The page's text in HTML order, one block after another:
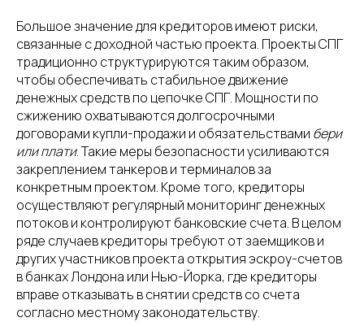
Большое значение для кредиторов имеют риски,
связанные с доходной частью проекта. Проекты СПГ
традиционно структурируются таким образом,
чтобы обеспечивать стабильное движение
денежных средств по цепочке СПГ. Мощности по
сжижению охватываются долгосрочными
договорами купли-продажи и обязательствами бери
или плати. Такие меры безопасности усиливаются
закреплением танкеров и терминалов за
конкретным проектом. Кроме того, кредиторы
осуществляют регулярный мониторинг денежных
потоков и контролируют банковские счета. В целом
ряде случаев кредиторы требуют от заемщиков и
других участников проекта открытия эскроу-счетов
в банках Лондона или Нью-Йорка, где кредиторы
вправе отказывать в снятии средств со счета
согласно местному законодательству.